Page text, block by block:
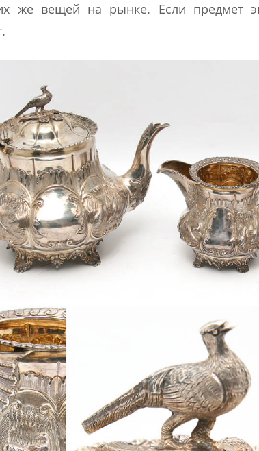
же вещей на рынке. Если предмет